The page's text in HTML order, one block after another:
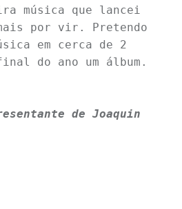
música que lancei
por vir. Pretendo
em cerca de 2
do ano um álbum.
de Joaquin